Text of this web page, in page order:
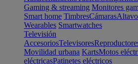
Gaming & streaming Monitores
Smart home TimbresCámaras
Wearables Smartwatches
Televisión
AccesoriosTelevisores
Movilidad urbana KartsMotos
eléctricasPatinetes eléctricos